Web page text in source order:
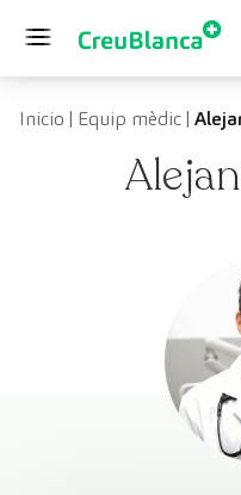
Inicio | Equip mèdic|